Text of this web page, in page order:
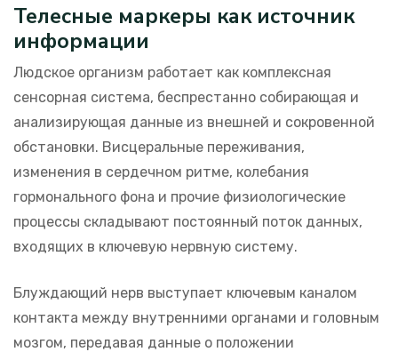
Телесные маркеры как источник
информации
Людское организм работает как комплексная
сенсорная система, беспрестанно собирающая и
анализирующая данные из внешней и сокровенной
обстановки. Висцеральные переживания,
изменения в сердечном ритме, колебания
гормонального фона и прочие физиологические
процессы складывают постоянный поток данных,
входящих в ключевую нервную систему.
Блуждающий нерв выступает ключевым каналом
контакта между внутренними органами и головным
мозгом, передавая данные о положении